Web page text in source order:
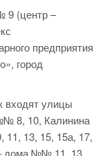
9 (центр –
предприятия
город
входят улицы
8, 10, Калинина
13, 15, 15а, 17,